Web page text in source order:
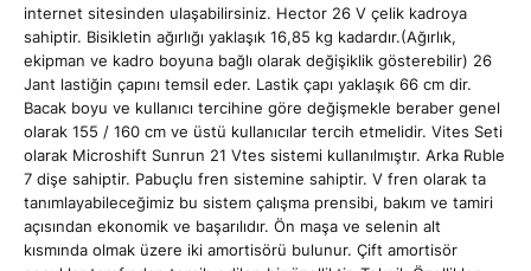
internet sitesinden ulaşabilirsiniz. Hector 26 V çelik kadroya
sahiptir. Bisikletin ağırlığı yaklaşık 16,85 kg kadardır.(Ağırlık,
ekipman ve kadro boyuna bağlı olarak değişiklik gösterebilir) 26
Jant lastiğin çapını temsil eder. Lastik çapı yaklaşık 66 cm dir.
Bacak boyu ve kullanıcı tercihine göre değişmekle beraber genel
olarak 155 / 160 cm ve üstü kullanıcılar tercih etmelidir. Vites Seti
olarak Microshift Sunrun 21 Vtes sistemi kullanılmıştır. Arka Ruble
7 dişe sahiptir. Pabuçlu fren sistemine sahiptir. V fren olarak ta
tanımlayabileceğimiz bu sistem çalışma prensibi, bakım ve tamiri
açısından ekonomik ve başarılıdır. Ön maşa ve selenin alt
kısmında olmak üzere iki amortisörü bulunur. Çift amortisör